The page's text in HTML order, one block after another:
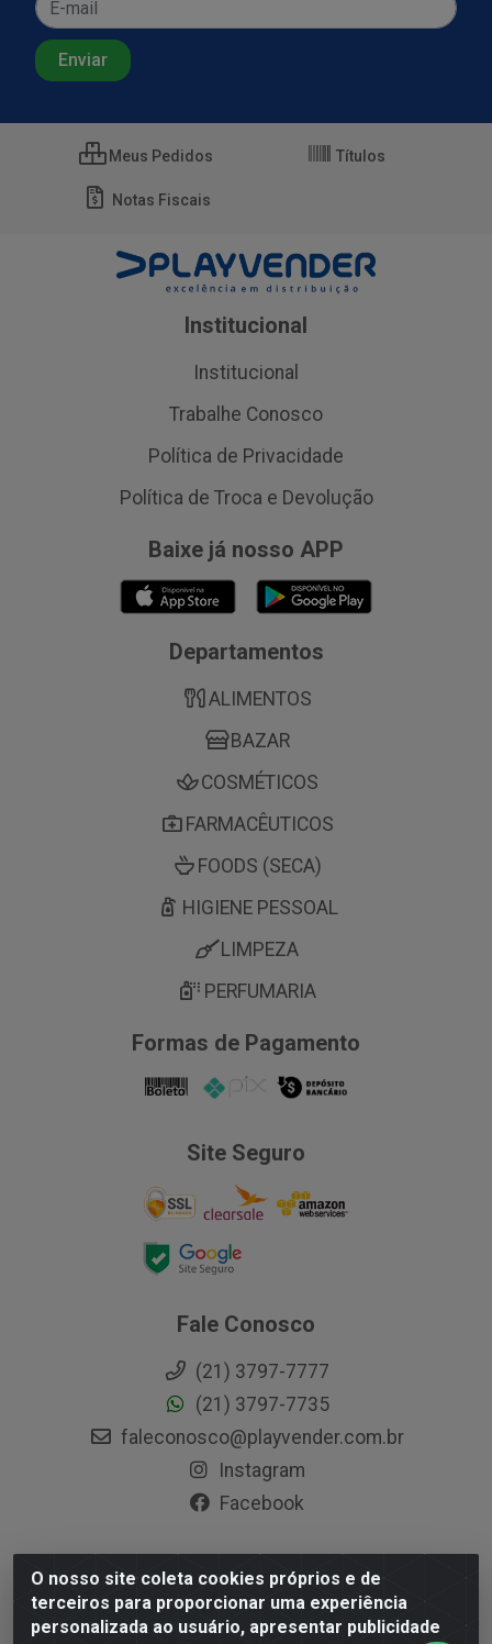
O nosso site coleta cookies próprios e de
terceiros para proporcionar uma experiência
personalizada ao usuário, apresentar publicidade
Meus Pedidos Títulos
Notas Fiscais
Institucional
Institucional
Trabalhe Conosco
Política de Privacidade
Política de Troca e Devolução
Baixe já nosso APP
Departamentos
ALIMENTOS
BAZAR
COSMÉTICOS
FARMACÊUTICOS
FOODS (SECA)
HIGIENE PESSOAL
LIMPEZA
PERFUMARIA
Formas de Pagamento
Site Seguro
Fale Conosco
(21) 3797-7777
(21) 3797-7735
faleconosco@playvender.com.br
Instagram
Facebook
Playvender Distribuidora - Avenida Ana Dantas, 183-
Xerém - Duque de Caxias / RJ - CEP 25250-415 - CNPJ
05.762.204/0001-83